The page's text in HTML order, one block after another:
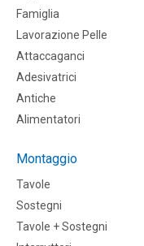
Famiglia
Lavorazione Pelle
Attaccaganci
Adesivatrici
Antiche
Alimentatori
Montaggio
Tavole
Sostegni
Tavole + Sostegni